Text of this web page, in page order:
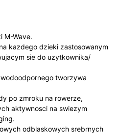
M-Wave.
kazdego dzieki zastosowanym
sie do uzytkownika/
tworzywa
po zmroku na rowerze,
aktywnosci na swiezym
odblaskowych srebrnych